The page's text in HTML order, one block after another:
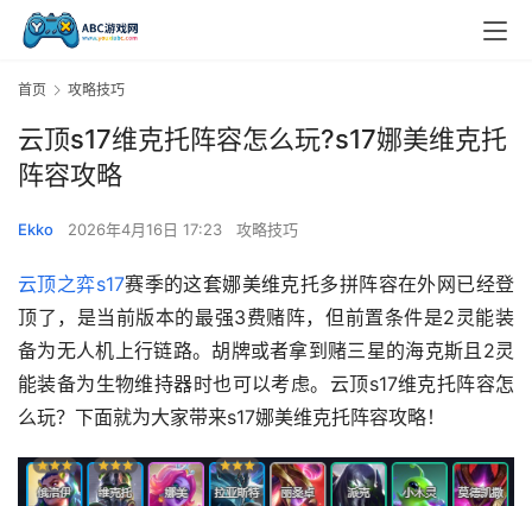
首页 攻略技巧
云顶s17维克托阵容怎么玩?s17娜美维克托
阵容攻略
Ekko 2026年4月16日 17:23 攻略技巧
云顶之弈s17赛季的这套娜美维克托多拼阵容在外网已经登
顶了，是当前版本的最强3费赌阵，但前置条件是2灵能装
备为无人机上行链路。胡牌或者拿到赌三星的海克斯且2灵
能装备为生物维持器时也可以考虑。云顶s17维克托阵容怎
么玩？下面就为大家带来s17娜美维克托阵容攻略！